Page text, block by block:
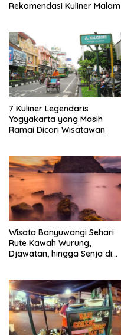
Rekomendasi Kuliner Malam
7 Kuliner Legendaris
Yogyakarta yang Masih
Ramai Dicari Wisatawan
Wisata Banyuwangi Sehari:
Rute Kawah Wurung,
Djawatan, hingga Senja di